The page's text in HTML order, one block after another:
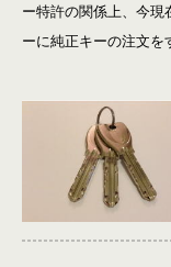
ー特許の関係上、今現
ーに純正キーの注文を